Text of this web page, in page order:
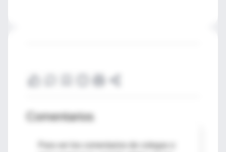
Comentarios
Para ver los comentarios de colegas o